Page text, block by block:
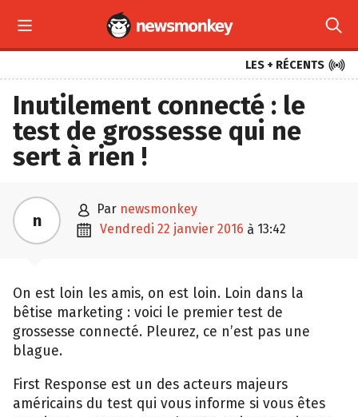
 
LES + RÉCENTS 
Inutilement connecté : le
test de grossesse qui ne
sert à rien !
n  par newsmonkey
 vendredi 22 janvier 2016 à 13:42
On est loin les amis, on est loin. Loin dans la
bêtise marketing : voici le premier test de
grossesse connecté. Pleurez, ce n’est pas une
blague.
First Response est un des acteurs majeurs
américains du test qui vous informe si vous êtes